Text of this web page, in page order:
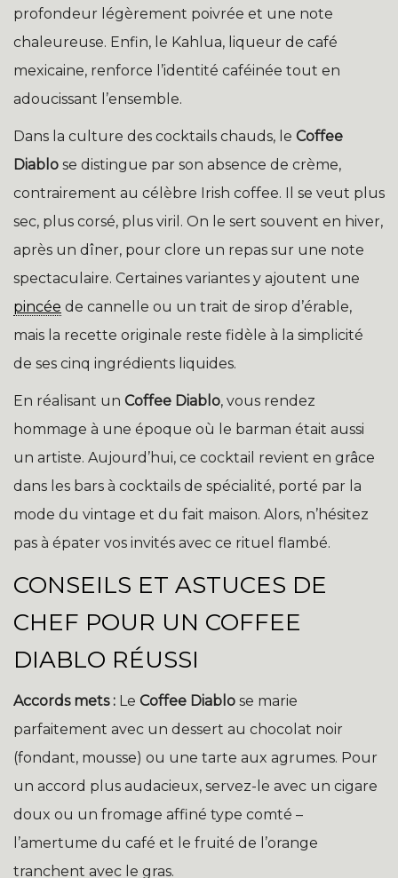
profondeur légèrement poivrée et une note
chaleureuse. Enfin, le Kahlua, liqueur de café
mexicaine, renforce l’identité caféinée tout en
adoucissant l’ensemble.
Dans la culture des cocktails chauds, le Coffee
Diablo se distingue par son absence de crème,
contrairement au célèbre Irish coffee. Il se veut plus
sec, plus corsé, plus viril. On le sert souvent en hiver,
après un dîner, pour clore un repas sur une note
spectaculaire. Certaines variantes y ajoutent une
pincée de cannelle ou un trait de sirop d’érable,
mais la recette originale reste fidèle à la simplicité
de ses cinq ingrédients liquides.
En réalisant un Coffee Diablo, vous rendez
hommage à une époque où le barman était aussi
un artiste. Aujourd’hui, ce cocktail revient en grâce
dans les bars à cocktails de spécialité, porté par la
mode du vintage et du fait maison. Alors, n’hésitez
pas à épater vos invités avec ce rituel flambé.
CONSEILS ET ASTUCES DE
CHEF POUR UN COFFEE
DIABLO RÉUSSI
Accords mets : Le Coffee Diablo se marie
parfaitement avec un dessert au chocolat noir
(fondant, mousse) ou une tarte aux agrumes. Pour
un accord plus audacieux, servez-le avec un cigare
doux ou un fromage affiné type comté –
l’amertume du café et le fruité de l’orange
tranchent avec le gras.